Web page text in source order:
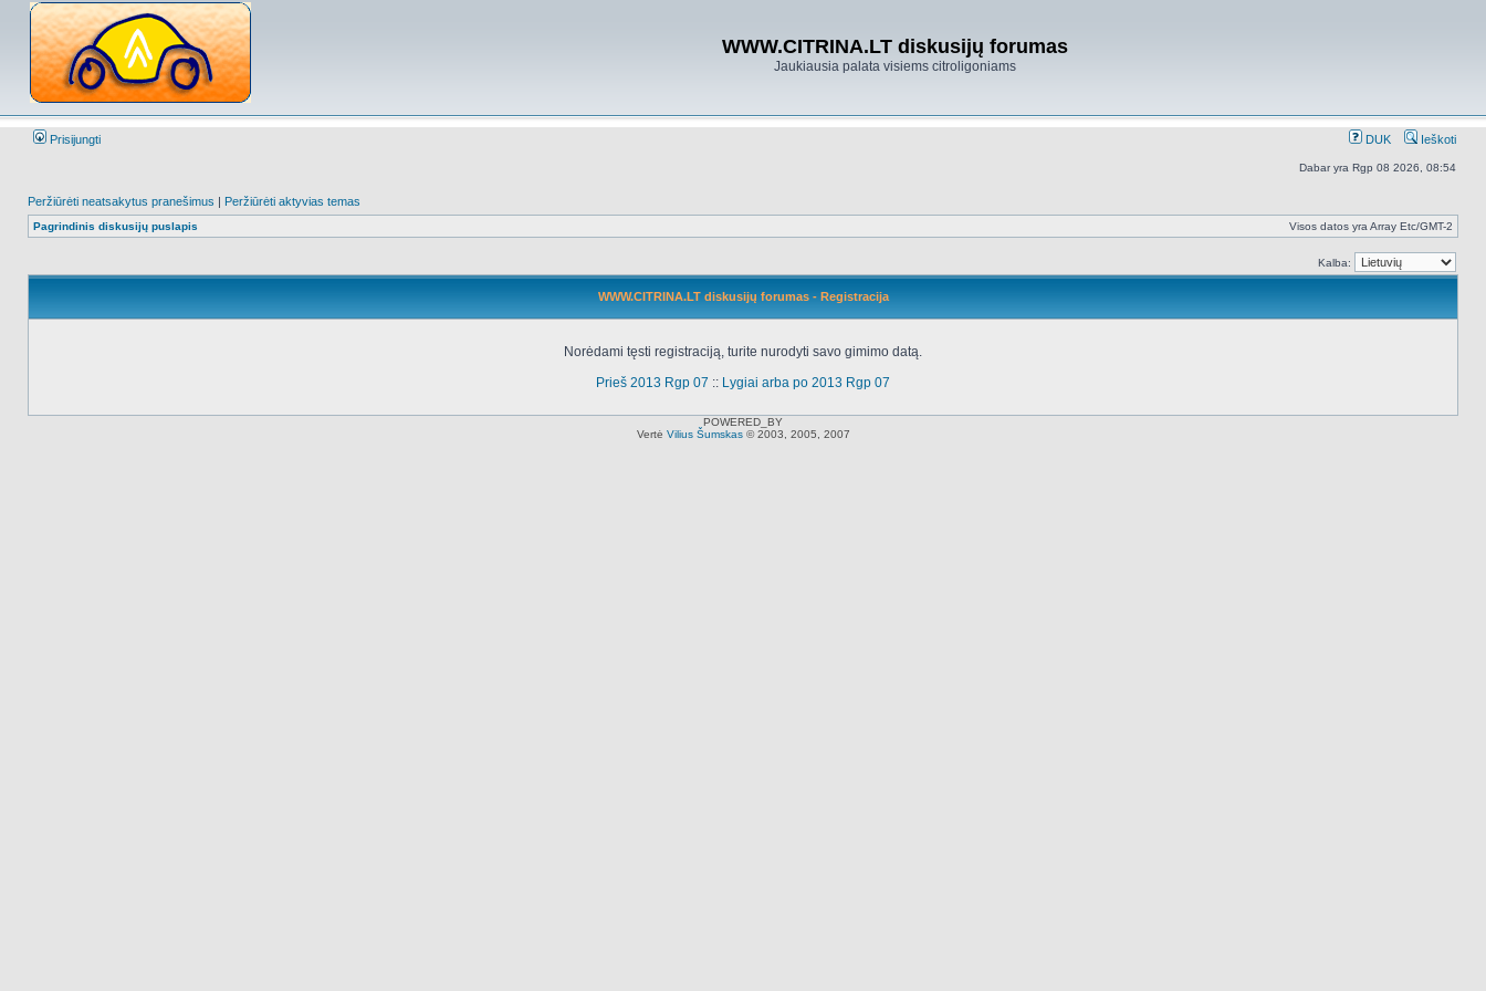
WWW.CITRINA.LT diskusijų forumas
Jaukiausia palata visiems citroligoniams
Prisijungti DUK Ieškoti
Dabar yra Rgp 08 2026, 08:54
Peržiūrėti neatsakytus pranešimus | Peržiūrėti aktyvias temas
Pagrindinis diskusijų puslapis Visos datos yra Array Etc/GMT-2
Kalba:
WWW.CITRINA.LT diskusijų forumas - Registracija
Norėdami tęsti registraciją, turite nurodyti savo gimimo datą.
Prieš 2013 Rgp 07 :: Lygiai arba po 2013 Rgp 07
POWERED_BY
Vertė Vilius Šumskas© 2003, 2005, 2007